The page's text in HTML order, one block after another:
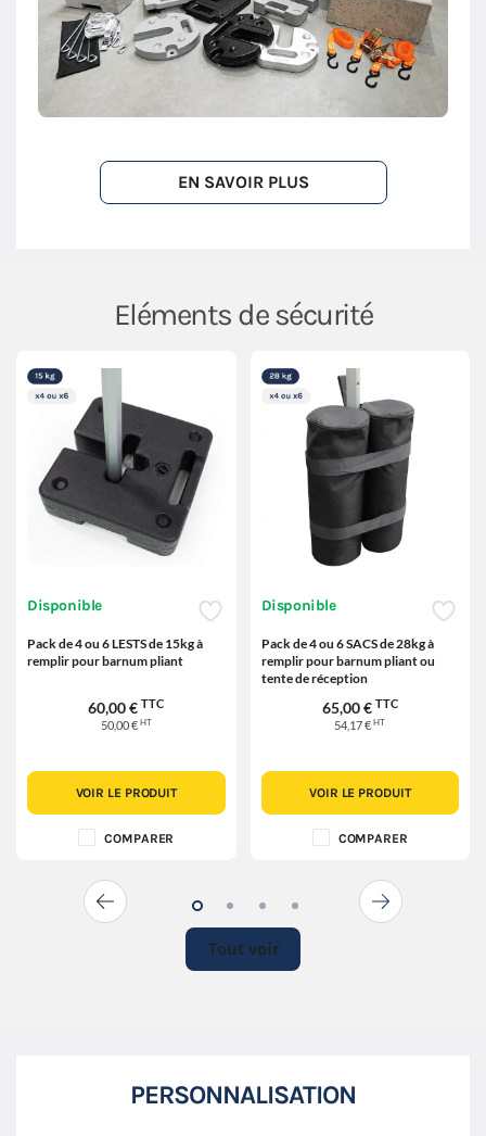
EN SAVOIR PLUS
Eléments de sécurité
Disponible
Pack de 4 ou 6 LESTS de 15kg à
remplir pour barnum pliant
60,00 € TTC
50,00 € HT
VOIR LE PRODUIT
COMPARER
Disponible
Pack de 4 ou 6 SACS de 28kg à
remplir pour barnum pliant ou
tente de réception
65,00 € TTC
54,17 €HT
VOIR LE PRODUIT
COMPARER
Tout voir
PERSONNALISATION